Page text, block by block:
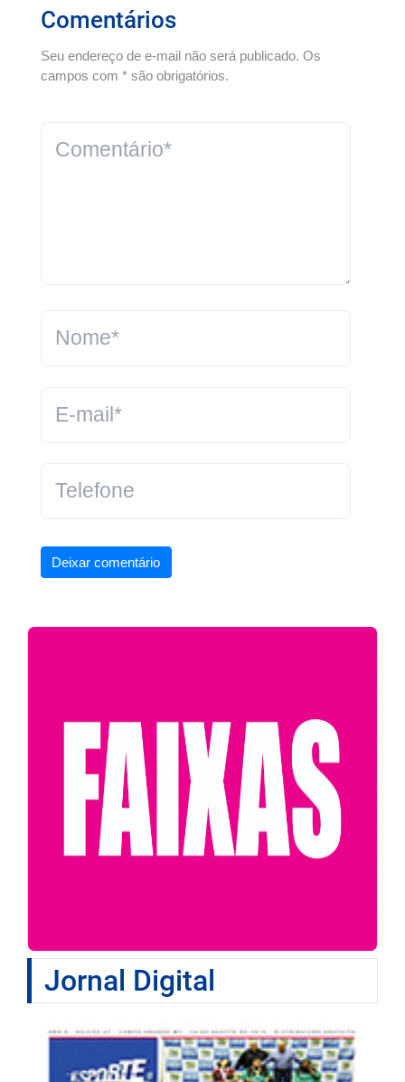
Comentários
Seu endereço de e-mail não será publicado. Os
campos com * são obrigatórios.
Deixar comentário
Jornal Digital